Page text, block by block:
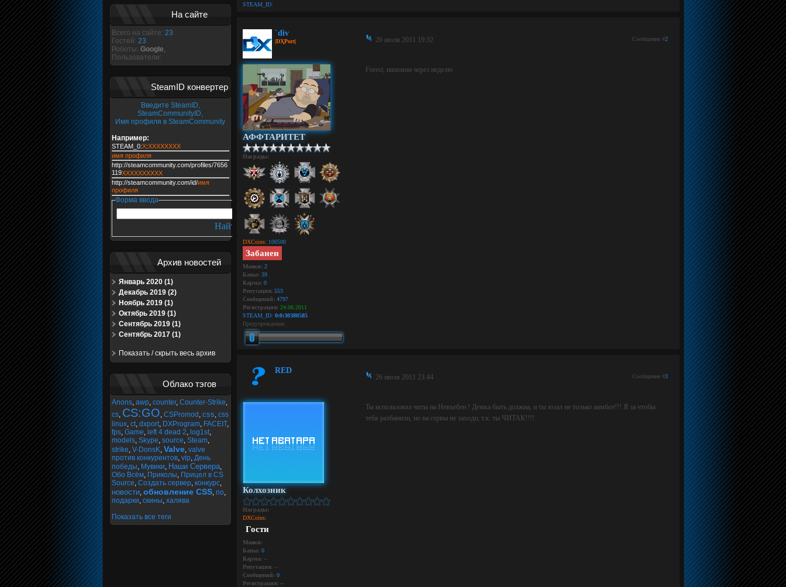
На сайте
Всего на сайте: 23
Гостей: 23
Роботы: Google,
Пользователи:
SteamID конвертер
Введите SteamID,
SteamCommunityID,
Имя профиля в SteamCommunity
Например:
STEAM_0:X:XXXXXXXX
имя профиля
http://steamcommunity.com/profiles/7656
119XXXXXXXXXX
http://steamcommunity.com/id/имя
профиля
Форма ввода
Архив новостей
Январь 2020 (1)
Декабрь 2019 (2)
Ноябрь 2019 (1)
Октябрь 2019 (1)
Сентябрь 2019 (1)
Сентябрь 2017 (1)
Показать / скрыть весь архив
Облако тэгов
Anons, awp, counter, Counter-Strike,
cs, CS:GO, CSPromod , css, css
linux, ct, dxport, DXProgram, FACEIT,
fps, Game, left 4 dead 2, log1st,
models, Skype, source, Steam,
strike, V-DonsK, Valve, valve
против конкурентов, vip, День
победы, Мувики, Наши Сервера,
Обо Всём, Приколы, Прицел в CS
Source, Создать сервер, конкурс,
новости, обновление CSS, по,
подарки, скины, халява
Показать все теги
STEAM_ID:
`div
|DҲPort| 26 июля 2011 19:32 Сообщение #2
АФФТАРИТЕТ
Награды:
DXCoins: 100500
Забанен
Маяки: 2
Баны: 39
Карма: 0
Репутация: 553
Сообщений: 4797
Регистрация: 24.06.2011
STEAM_ID: 0:0:30380585
Предупреждения:
Forest, напомни через неделю
RED
26 июля 2011 23:44 Сообщение #3
Колхозник
Награды:
DXCoins:
Гости
Маяки:
Баны: 0
Карма: --
Репутация: --
Сообщений: 0
Регистрация: --
Ты использовал читы на Невъебен.! Демка быть должна, и ты юзал не только аимбот!!! Я за чтобы
тебя разбанили, но на сервы не заходи, т.к. ты ЧИТАК!!!!